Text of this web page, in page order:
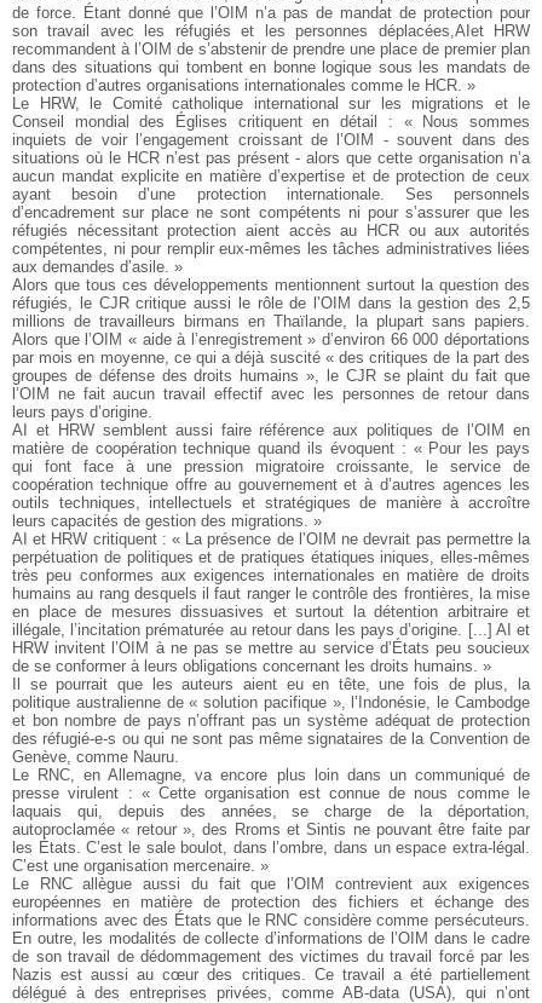
de force. Étant donné que l’OIM n’a pas de mandat de protection pour
son travail avec les réfugiés et les personnes déplacées,AIet HRW
recommandent à l’OIM de s’abstenir de prendre une place de premier plan
dans des situations qui tombent en bonne logique sous les mandats de
protection d’autres organisations internationales comme le HCR. »
Le HRW, le Comité catholique international sur les migrations et le
Conseil mondial des Églises critiquent en détail : « Nous sommes
inquiets de voir l’engagement croissant de l’OIM - souvent dans des
situations où le HCR n’est pas présent - alors que cette organisation n’a
aucun mandat explicite en matière d’expertise et de protection de ceux
ayant besoin d’une protection internationale. Ses personnels
d’encadrement sur place ne sont compétents ni pour s’assurer que les
réfugiés nécessitant protection aient accès au HCR ou aux autorités
compétentes, ni pour remplir eux-mêmes les tâches administratives liées
aux demandes d’asile. »
Alors que tous ces développements mentionnent surtout la question des
réfugiés, le CJR critique aussi le rôle de l’OIM dans la gestion des 2,5
millions de travailleurs birmans en Thaïlande, la plupart sans papiers.
Alors que l’OIM « aide à l’enregistrement » d’environ 66 000 déportations
par mois en moyenne, ce qui a déjà suscité « des critiques de la part des
groupes de défense des droits humains », le CJR se plaint du fait que
l’OIM ne fait aucun travail effectif avec les personnes de retour dans
leurs pays d’origine.
AI et HRW semblent aussi faire référence aux politiques de l’OIM en
matière de coopération technique quand ils évoquent : « Pour les pays
qui font face à une pression migratoire croissante, le service de
coopération technique offre au gouvernement et à d’autres agences les
outils techniques, intellectuels et stratégiques de manière à accroître
leurs capacités de gestion des migrations. »
AI et HRW critiquent : « La présence de l’OIM ne devrait pas permettre la
perpétuation de politiques et de pratiques étatiques iniques, elles-mêmes
très peu conformes aux exigences internationales en matière de droits
humains au rang desquels il faut ranger le contrôle des frontières, la mise
en place de mesures dissuasives et surtout la détention arbitraire et
illégale, l’incitation prématurée au retour dans les pays d’origine. [...] AI et
HRW invitent l’OIM à ne pas se mettre au service d’États peu soucieux
de se conformer à leurs obligations concernant les droits humains. »
Il se pourrait que les auteurs aient eu en tête, une fois de plus, la
politique australienne de « solution pacifique », l’Indonésie, le Cambodge
et bon nombre de pays n’offrant pas un système adéquat de protection
des réfugié-e-s ou qui ne sont pas même signataires de la Convention de
Genève, comme Nauru.
Le RNC, en Allemagne, va encore plus loin dans un communiqué de
presse virulent : « Cette organisation est connue de nous comme le
laquais qui, depuis des années, se charge de la déportation,
autoproclamée « retour », des Rroms et Sintis ne pouvant être faite par
les États. C’est le sale boulot, dans l’ombre, dans un espace extra-légal.
C’est une organisation mercenaire. »
Le RNC allègue aussi du fait que l’OIM contrevient aux exigences
européennes en matière de protection des fichiers et échange des
informations avec des États que le RNC considère comme persécuteurs.
En outre, les modalités de collecte d’informations de l’OIM dans le cadre
de son travail de dédommagement des victimes du travail forcé par les
Nazis est aussi au cœur des critiques. Ce travail a été partiellement
délégué à des entreprises privées, comme AB-data (USA), qui n’ont